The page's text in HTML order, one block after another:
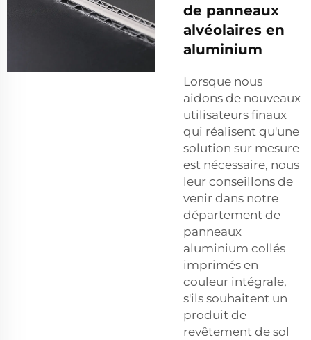
de panneaux
alvéolaires en
aluminium
Lorsque nous
aidons de nouveaux
utilisateurs finaux
qui réalisent qu'une
solution sur mesure
est nécessaire, nous
leur conseillons de
venir dans notre
département de
panneaux
aluminium collés
imprimés en
couleur intégrale,
s'ils souhaitent un
produit de
revêtement de sol